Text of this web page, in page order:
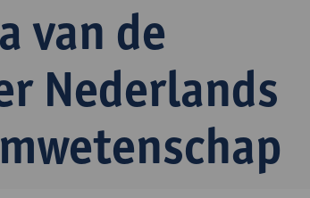
van de
Nederlands